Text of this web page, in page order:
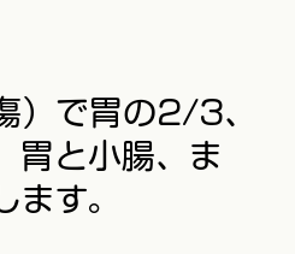
）で胃の2/3、
胃と小腸、ま
す。